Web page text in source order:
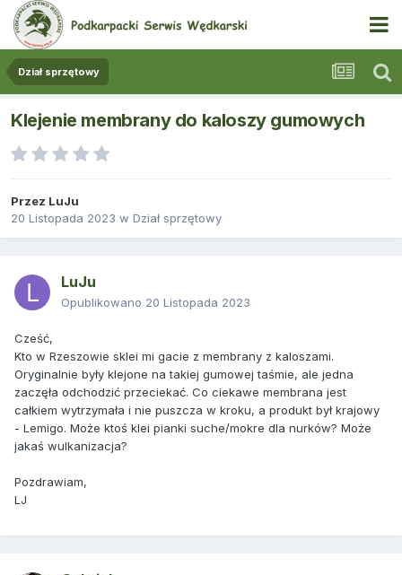
Dział sprzętowy
Klejenie membrany do kaloszy gumowych
Przez LuJu
20 Listopada 2023 w Dział sprzętowy
LuJu
Opublikowano 20 Listopada 2023
Cześć,
Kto w Rzeszowie sklei mi gacie z membrany z kaloszami.
Oryginalnie były klejone na takiej gumowej taśmie, ale jedna
zaczęła odchodzić przeciekać. Co ciekawe membrana jest
całkiem wytrzymała i nie puszcza w kroku, a produkt był krajowy
- Lemigo. Może ktoś klei pianki suche/mokre dla nurków? Może
jakaś wulkanizacja?
Pozdrawiam,
LJ